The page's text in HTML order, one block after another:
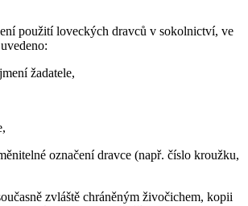
použití loveckých dravců v sokolnictví, ve
žadatele,
označení dravce (např. číslo kroužku,
zvláště chráněným živočichem, kopii